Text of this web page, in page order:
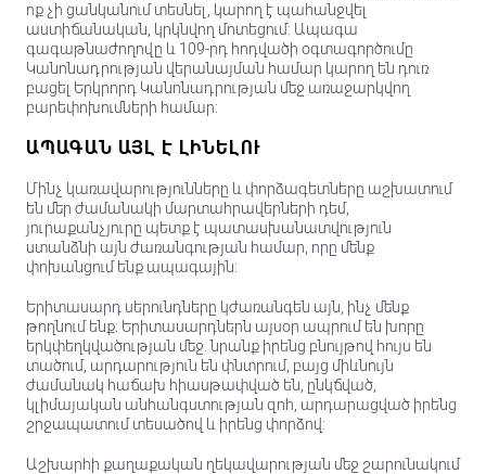
ոք չի ցանկանում տեսնել, կարող է պահանջվել
աստիճանական, կրկնվող մոտեցում: Ապագա
գագաթնաժողովը և 109-րդ հոդվածի օգտագործումը
Կանոնադրության վերանայման համար կարող են դուռ
բացել Երկրորդ Կանոնադրության մեջ առաջարկվող
բարեփոխումների համար:
ԱՊԱԳԱՆ ԱՅԼ Է ԼԻՆԵԼՈՒ
Մինչ կառավարությունները և փորձագետները աշխատում
են մեր ժամանակի մարտահրավերների դեմ,
յուրաքանչյուրը պետք է պատասխանատվություն
ստանձնի այն ժառանգության համար, որը մենք
փոխանցում ենք ապագային:
Երիտասարդ սերունդները կժառանգեն այն, ինչ մենք
թողնում ենք։ Երիտասարդներն այսօր ապրում են խորը
երկփեղկվածության մեջ. նրանք իրենց բնույթով հույս են
տածում, արդարություն են փնտրում, բայց միևնույն
ժամանակ հաճախ հիասթափված են, ընկճված,
կլիմայական անհանգստության զոհ, արդարացված իրենց
շրջապատում տեսածով և իրենց փորձով:
Աշխարհի քաղաքական ղեկավարության մեջ շարունակում